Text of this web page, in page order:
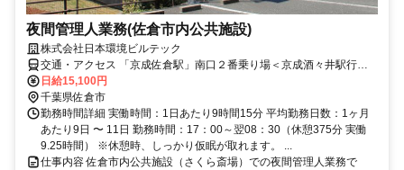
夜間管理人業務(佐倉市内公共施設)
株式会社日本環境ビルテック
交通・アクセス 「京成佐倉駅」南口２番乗り場＜京成酒々井駅行き
＞バスに乗車し約１５分、さくら斎場入口バス停で下車し徒歩6分
日給15,100円
千葉県佐倉市
勤務時間詳細 実働時間：1日あたり9時間15分 平均勤務日数：1ヶ月
あたり9日 〜 11日 勤務時間：17：00～翌08：30（休憩375分 実働
9.25時間） ※休憩時、しっかり仮眠が取れます。 ...
仕事内容 佐倉市内公共施設（さくら斎場）での夜間管理人業務で